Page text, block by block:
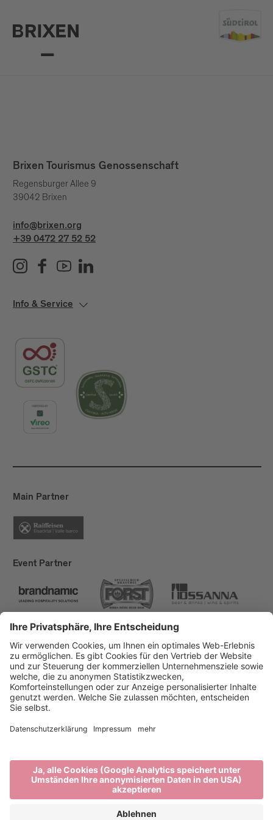
Brixen Tourismus Genossenschaft
Regensburger Allee 9
39042 Brixen
info@brixen.org
+39 0472 27 52 52
Info & Service
Main Partner
Event Partner
Brixen Tourismus
Privacy
Impressum
Förderungen
produced by